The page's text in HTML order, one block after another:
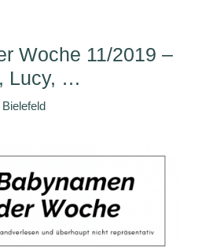
Woche 11/2019 –
Lucy, …